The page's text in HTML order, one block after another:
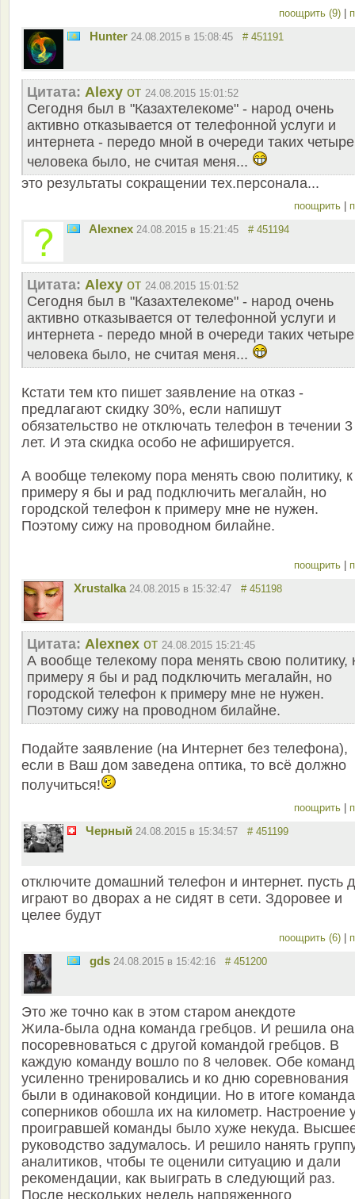
поощрить (9)
Hunter 24.08.2015 в 15:08:45 # 451191
Цитата: Alexy от 24.08.2015 15:01:52
Сегодня был в "Казахтелекоме" - народ очень
активно отказывается от телефонной услуги и
интернета - передо мной в очереди таких четыре
человека было, не считая меня...
это результаты сокращении тех.персонала...
поощрить
Alexnex 24.08.2015 в 15:21:45 # 451194
Цитата: Alexy от 24.08.2015 15:01:52
Сегодня был в "Казахтелекоме" - народ очень
активно отказывается от телефонной услуги и
интернета - передо мной в очереди таких четыре
человека было, не считая меня...
Кстати тем кто пишет заявление на отказ -
предлагают скидку 30%, если напишут
обязательство не отключать телефон в течении 3
лет. И эта скидка особо не афишируется.
А вообще телекому пора менять свою политику, к
примеру я бы и рад подключить мегалайн, но
городской телефон к примеру мне не нужен.
Поэтому сижу на проводном билайне.
поощрить
Xrustalka 24.08.2015 в 15:32:47 # 451198
Цитата: Alexnex от 24.08.2015 15:21:45
А вообще телекому пора менять свою политику,
примеру я бы и рад подключить мегалайн, но
городской телефон к примеру мне не нужен.
Поэтому сижу на проводном билайне.
Подайте заявление (на Интернет без телефона),
если в Ваш дом заведена оптика, то всё должно
получиться!
поощрить
Черный 24.08.2015 в 15:34:57 # 451199
отключите домашний телефон и интернет. пусть
играют во дворах а не сидят в сети. Здоровее и
целее будут
поощрить (6)
gds 24.08.2015 в 15:42:16 # 451200
Это же точно как в этом старом анекдоте
Жила-была одна команда гребцов. И решила она
посоревноваться с другой командой гребцов. В
каждую команду вошло по 8 человек. Обе
усиленно тренировались и ко дню соревнования
были в одинаковой кондиции. Но в итоге команда
соперников обошла их на километр. Настроение
проигравшей команды было хуже некуда.
руководство задумалось. И решило нанять
аналитиков, чтобы те оценили ситуацию и дали
рекомендации, как выиграть в следующий раз.
После нескольких недель напряженного